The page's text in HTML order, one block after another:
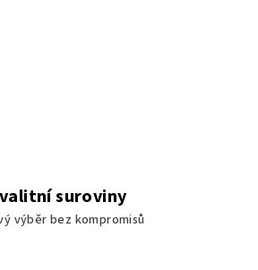
suroviny
výběr bez kompromisů